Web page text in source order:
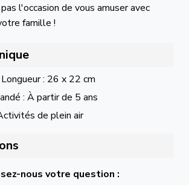
l'occasion de vous amuser avec
famille !
: 26 x 22 cm
: À partir de 5 ans
de plein air
nous votre question :